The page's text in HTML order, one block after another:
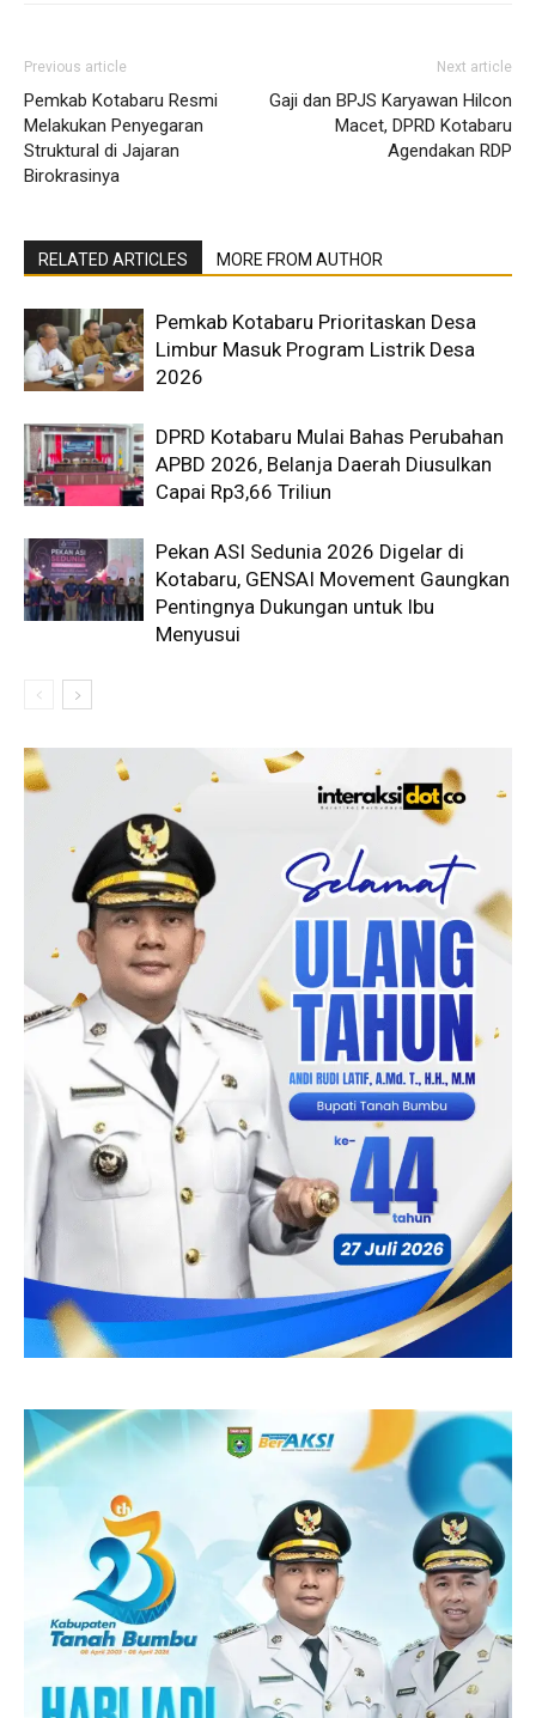
Previous article
Pemkab Kotabaru Resmi
Melakukan Penyegaran
Struktural di Jajaran
Birokrasinya
Next article
Gaji dan BPJS Karyawan Hilcon
Macet, DPRD Kotabaru
Agendakan RDP
RELATED ARTICLES MORE FROM AUTHOR
Pemkab Kotabaru Prioritaskan Desa
Limbur Masuk Program Listrik Desa
2026
DPRD Kotabaru Mulai Bahas Perubahan
APBD 2026, Belanja Daerah Diusulkan
Capai Rp3,66 Triliun
Pekan ASI Sedunia 2026 Digelar di
Kotabaru, GENSAI Movement Gaungkan
Pentingnya Dukungan untuk Ibu
Menyusui